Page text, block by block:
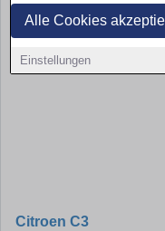
Alle Cookies
Einstellungen
Citroen C3